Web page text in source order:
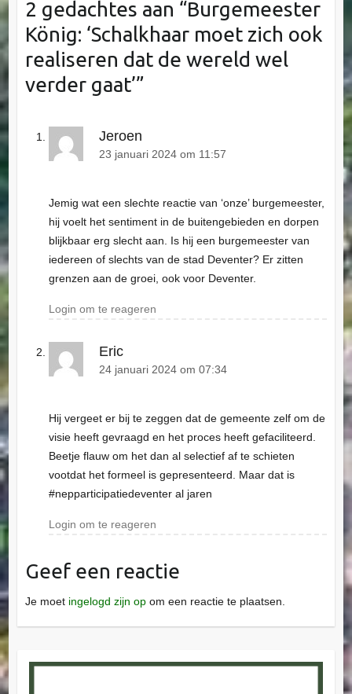
2 gedachtes aan “Burgemeester
König: ‘Schalkhaar moet zich ook
realiseren dat de wereld wel
verder gaat’”
Jeroen
23 januari 2024 om 11:57
Jemig wat een slechte reactie van ‘onze’ burgemeester,
hij voelt het sentiment in de buitengebieden en dorpen
blijkbaar erg slecht aan. Is hij een burgemeester van
iedereen of slechts van de stad Deventer? Er zitten
grenzen aan de groei, ook voor Deventer.
Login om te reageren
Eric
24 januari 2024 om 07:34
Hij vergeet er bij te zeggen dat de gemeente zelf om de
visie heeft gevraagd en het proces heeft gefaciliteerd.
Beetje flauw om het dan al selectief af te schieten
vootdat het formeel is gepresenteerd. Maar dat is
#nepparticipatiedeventer al jaren
Login om te reageren
Geef een reactie
Je moet ingelogd zijn opom een reactie te plaatsen.